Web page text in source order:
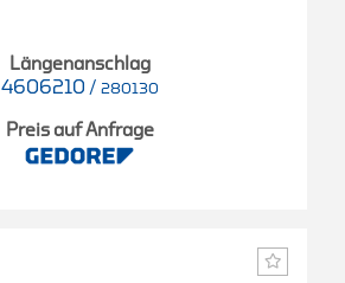
Längenanschlag
4606210 / 280130
Preis auf Anfrage